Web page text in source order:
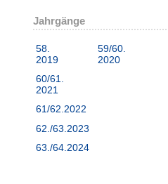
Jahrgänge
58.
2019
59/60.
2020
60/61.
2021
61/62.2022
62./63.2023
63./64.2024